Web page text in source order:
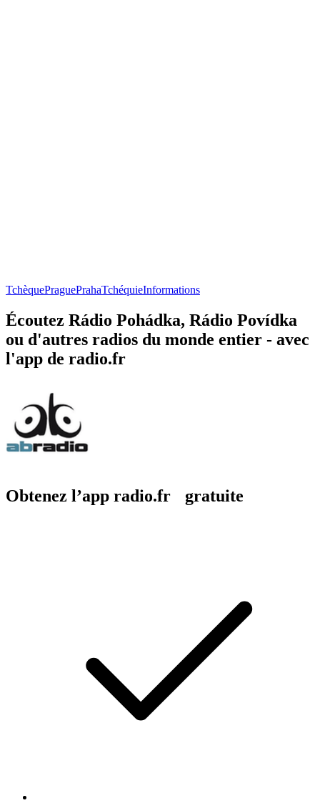
TchèquePraguePrahaTchéquieInformations
Écoutez Rádio Pohádka, Rádio Povídka
ou d'autres radios du monde entier - avec
l'app de radio.fr
Obtenez l’app radio.fr gratuite